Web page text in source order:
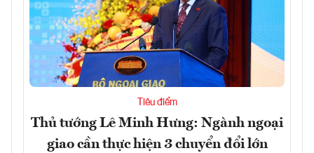
Tiêu điểm
Thủ tướng Lê Minh Hưng: Ngành ngoại
giao cần thực hiện 3 chuyển đổi lớn